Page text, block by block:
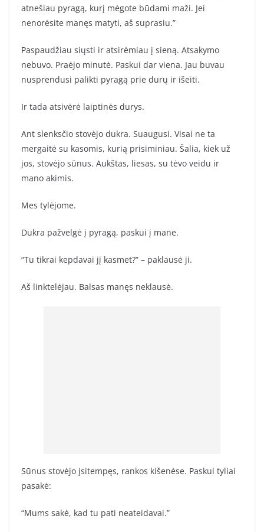
atnešiau pyragą, kurį mėgote būdami maži. Jei
nenorėsite manęs matyti, aš suprasiu.”
Paspaudžiau siųsti ir atsirėmiau į sieną. Atsakymo
nebuvo. Praėjo minutė. Paskui dar viena. Jau buvau
nusprendusi palikti pyragą prie durų ir išeiti.
Ir tada atsivėrė laiptinės durys.
Ant slenksčio stovėjo dukra. Suaugusi. Visai ne ta
mergaitė su kasomis, kurią prisiminiau. Šalia, kiek už
jos, stovėjo sūnus. Aukštas, liesas, su tėvo veidu ir
mano akimis.
Mes tylėjome.
Dukra pažvelgė į pyragą, paskui į mane.
“Tu tikrai kepdavai jį kasmet?” – paklausė ji.
Aš linktelėjau. Balsas manęs neklausė.
Sūnus stovėjo įsitempęs, rankos kišenėse. Paskui tyliai
pasakė:
“Mums sakė, kad tu pati neateidavai.”